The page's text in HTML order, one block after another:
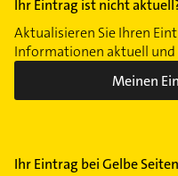
Südvorstadt-Ost
Seevorstadt-Ost/
Seidnitz/Dobritz
Striesen-West
Ihr Eintrag ist nicht
Aktualisieren Sie Ihren
Informationen aktuell
Meinen
Ihr Eintrag bei Gelbe Seiten